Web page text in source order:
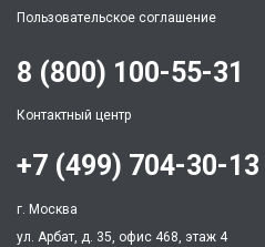
Пользовательское соглашение
8 (800) 100-55-31
Контактный центр
+7 (499) 704-30-13
г. Москва
ул. Арбат, д. 35, офис 468, этаж 4